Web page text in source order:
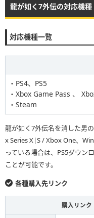
龍が如く7外伝の対応機種
対応機種一覧
・PS4、PS5
・Xbox Game Pass 、
・Steam
龍が如く7外伝名を消した男
x Series X|S / Xbox One、
っている場合は、PS5ダウン
ことが可能です。
各種購入先リンク
購入リンク